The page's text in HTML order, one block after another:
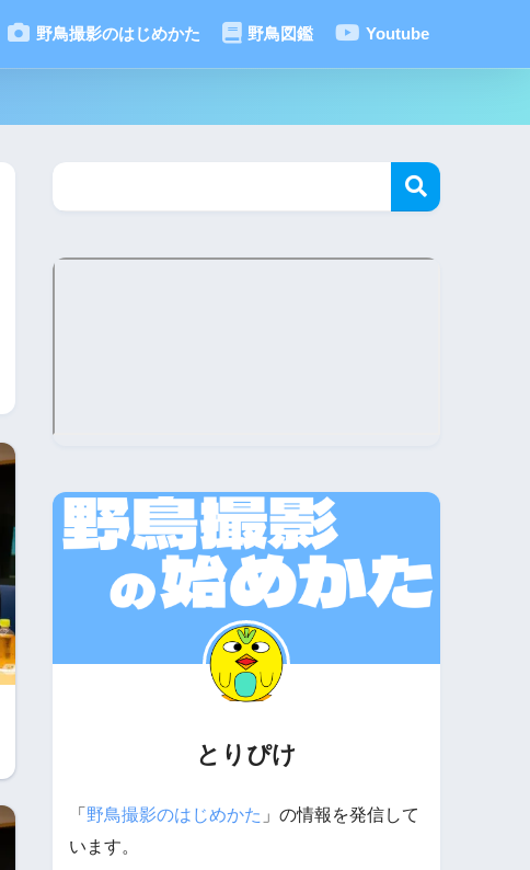
野鳥撮影のはじめかた 野鳥図鑑 Youtube
とりぴけ
「 野鳥撮影のはじめかた 」の情報を発信して
います。